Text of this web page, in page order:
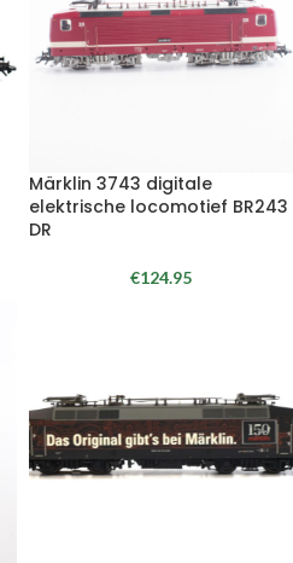
Märklin 3743 digitale
elektrische locomotief BR243
DR
€124.95